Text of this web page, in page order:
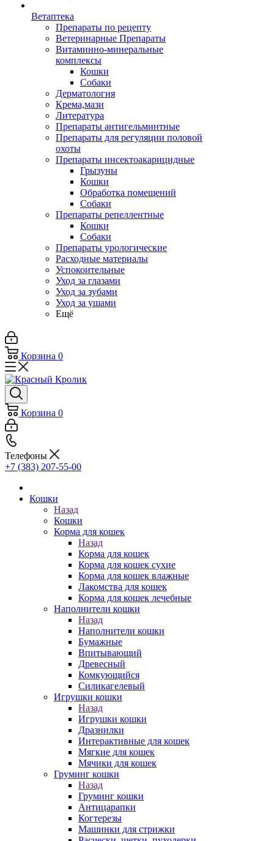
Ветаптека
Препараты по рецепту
Ветеринарные Препараты
Витаминно-минеральные
комплексы
Кошки
Собаки
Дерматология
Крема,мази
Литература
Препараты антигельминтные
Препараты для регуляции половой
охоты
Препараты инсектоакарицидные
Грызуны
Кошки
Обработка помещений
Собаки
Препараты репеллентные
Кошки
Собаки
Препараты урологические
Расходные материалы
Успокоительные
Уход за глазами
Уход за зубами
Уход за ушами
Ещё
Корзина 0
Корзина 0
Телефоны
+7 (383) 207-55-00
Кошки
Назад
Кошки
Корма для кошек
Назад
Корма для кошек
Корма для кошек сухие
Корма для кошек влажные
Лакомства для кошек
Корма для кошек лечебные
Наполнители кошки
Назад
Наполнители кошки
Бумажные
Впитывающий
Древесный
Комкующийся
Силикагелевый
Игрушки кошки
Назад
Игрушки кошки
Дразнилки
Интерактивные для кошек
Мягкие для кошек
Мячики для кошек
Груминг кошки
Назад
Груминг кошки
Антицарапки
Когтерезы
Машинки для стрижки